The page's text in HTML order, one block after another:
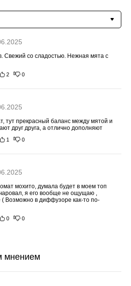
Свежий со сладостью. Нежная мята с
2 0
тут прекрасный баланс между мятой и
друг друга, а отлично дополняют
1 0
мохито, думала будет в моем топ
я его вообще не ощущаю ,
0 0
мнением